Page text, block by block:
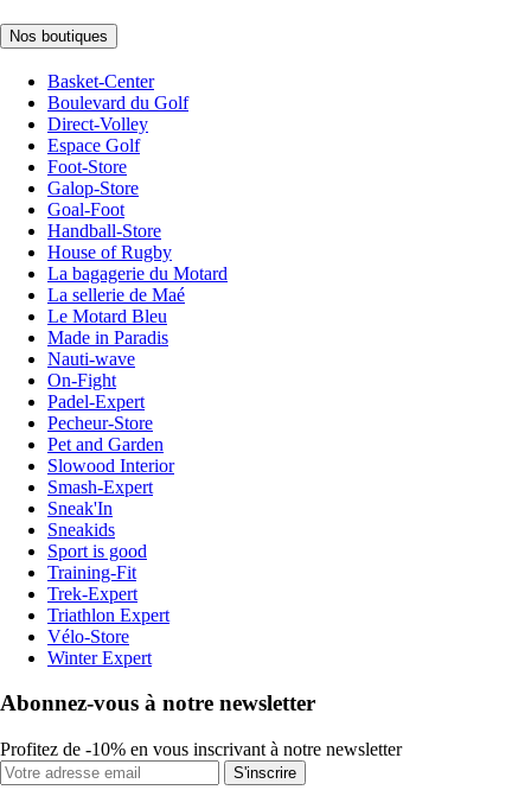
Nos boutiques
Basket-Center
Boulevard du Golf
Direct-Volley
Espace Golf
Foot-Store
Galop-Store
Goal-Foot
Handball-Store
House of Rugby
La bagagerie du Motard
La sellerie de Maé
Le Motard Bleu
Made in Paradis
Nauti-wave
On-Fight
Padel-Expert
Pecheur-Store
Pet and Garden
Slowood Interior
Smash-Expert
Sneak'In
Sneakids
Sport is good
Training-Fit
Trek-Expert
Triathlon Expert
Vélo-Store
Winter Expert
Abonnez-vous à notre newsletter
Profitez de -10% en vous inscrivant à notre newsletter
S'inscrire